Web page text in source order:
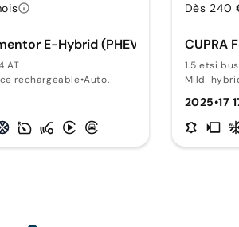
E-Hybrid (PHEV)
AT
rechargeable•Auto.
CUPRA
1.5 etsi
Mild-
2025•17
Dès 240